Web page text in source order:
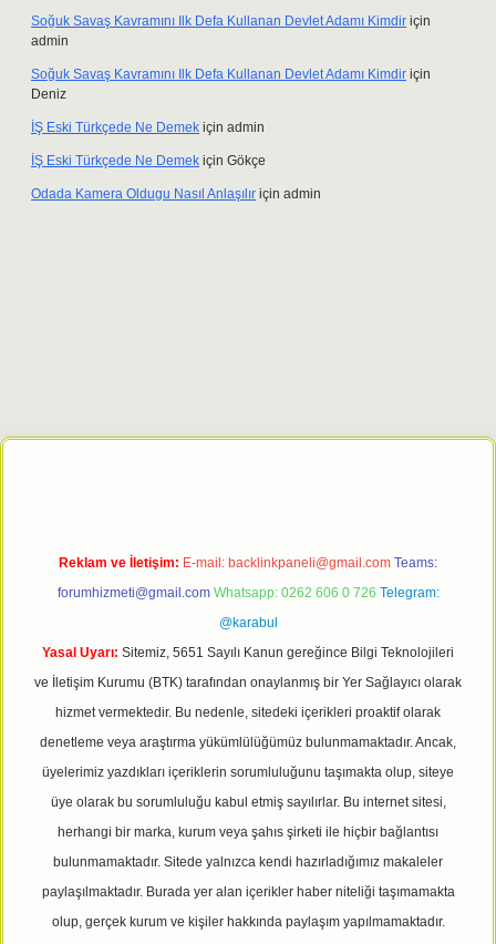
Soğuk Savaş Kavramını Ilk Defa Kullanan Devlet Adamı Kimdir için
admin
Soğuk Savaş Kavramını Ilk Defa Kullanan Devlet Adamı Kimdir için
Deniz
İŞ Eski Türkçede Ne Demek için admin
İŞ Eski Türkçede Ne Demek için Gökçe
Odada Kamera Oldugu Nasıl Anlaşılır için admin
giriş adresitulipbett.net
Reklam ve İletişim: E-mail: backlinkpaneli@gmail.com Teams:
forumhizmeti@gmail.com Whatsapp: 0262 606 0 726 Telegram:
@karabul
Yasal Uyarı: Sitemiz, 5651 Sayılı Kanun gereğince Bilgi Teknolojileri
ve İletişim Kurumu (BTK) tarafından onaylanmış bir Yer Sağlayıcı olarak
hizmet vermektedir. Bu nedenle, sitedeki içerikleri proaktif olarak
denetleme veya araştırma yükümlülüğümüz bulunmamaktadır. Ancak,
üyelerimiz yazdıkları içeriklerin sorumluluğunu taşımakta olup, siteye
üye olarak bu sorumluluğu kabul etmiş sayılırlar. Bu internet sitesi,
herhangi bir marka, kurum veya şahıs şirketi ile hiçbir bağlantısı
bulunmamaktadır. Sitede yalnızca kendi hazırladığımız makaleler
paylaşılmaktadır. Burada yer alan içerikler haber niteliği taşımamakta
olup, gerçek kurum ve kişiler hakkında paylaşım yapılmamaktadır.